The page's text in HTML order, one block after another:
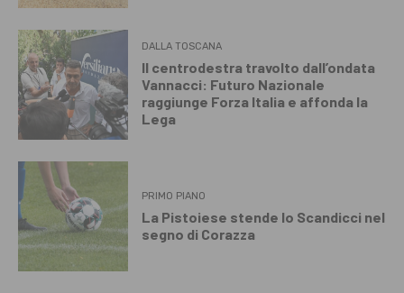
DALLA TOSCANA
Il centrodestra travolto dall’ondata
Vannacci: Futuro Nazionale
raggiunge Forza Italia e affonda la
Lega
PRIMO PIANO
La Pistoiese stende lo Scandicci nel
segno di Corazza